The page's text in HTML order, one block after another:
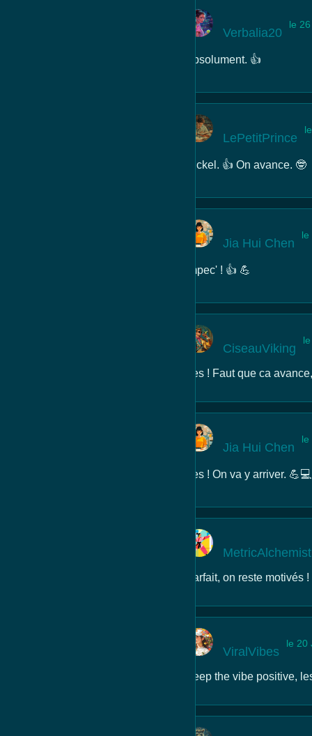
Verbalia20
le
Absolument. 👍
LePetitPrince
Nickel. 👍 On avance. 🤓
Jia Hui Chen
le
Impec' ! 👍 💪
CiseauViking
Yes ! Faut que ca
Jia Hui Chen
le
Yes ! On va y arriver. 💪💻
Parfait, on reste motivés
ViralVibes
le 20
Keep the vibe positive,